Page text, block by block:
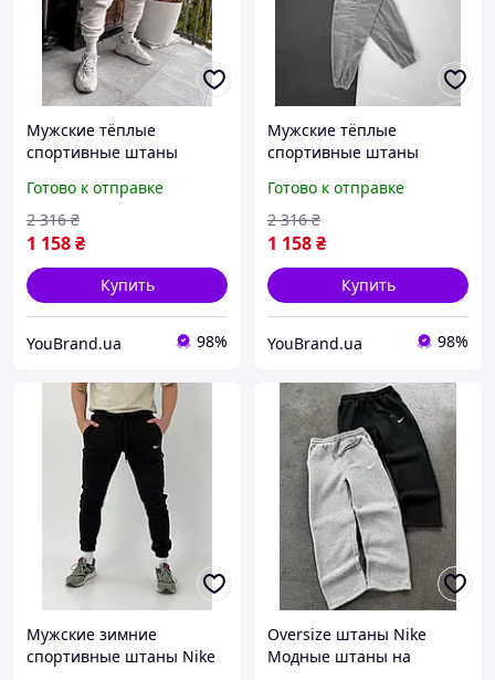
Мужские тёплые
спортивные штаны
, Зимние осенние модные
спортивные штаны
мужски ambsdr
Готово к отправке
1 158₴
2 316 ₴
Купить
YouBrand.ua 98%
Мужские тёплые
спортивные штаны
, Зимние осенние модные
спортивные штаны
мужски ambsdr
Готово к отправке
1 158₴
2 316 ₴
Купить
YouBrand.ua 98%
Мужские зимние
спортивные штаны Nike
Oversize штаны Nike
Модные штаны на